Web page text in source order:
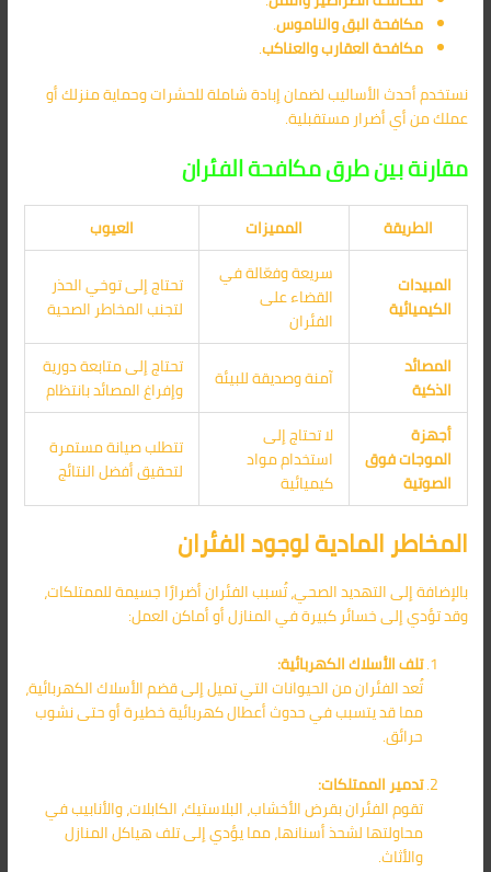
مكافحة البق والناموس.
مكافحة العقارب والعناكب.
نستخدم أحدث الأساليب لضمان إبادة شاملة للحشرات وحماية منزلك أو
عملك من أي أضرار مستقبلية.
مقارنة بين طرق مكافحة الفئران
الطريقة المميزات
العيوب
المبيدات
الكيميائية
سريعة وفعّالة في
القضاء على
الفئران
تحتاج إلى توخي الحذر
لتجنب المخاطر الصحية
المصائد
الذكية
آمنة وصديقة للبيئة
تحتاج إلى متابعة دورية
وإفراغ المصائد بانتظام
أجهزة
الموجات فوق
الصوتية
لا تحتاج إلى
استخدام مواد
كيميائية
تتطلب صيانة مستمرة
لتحقيق أفضل النتائج
المخاطر المادية لوجود الفئران
بالإضافة إلى التهديد الصحي، تُسبب الفئران أضرارًا جسيمة للممتلكات،
وقد تؤدي إلى خسائر كبيرة في المنازل أو أماكن العمل:
تلف الأسلاك الكهربائية:
تُعد الفئران من الحيوانات التي تميل إلى قضم الأسلاك الكهربائية،
مما قد يتسبب في حدوث أعطال كهربائية خطيرة أو حتى نشوب
حرائق.
تدمير الممتلكات:
تقوم الفئران بقرض الأخشاب، البلاستيك، الكابلات، والأنابيب في
محاولتها لشحذ أسنانها، مما يؤدي إلى تلف هياكل المنازل
والأثاث.